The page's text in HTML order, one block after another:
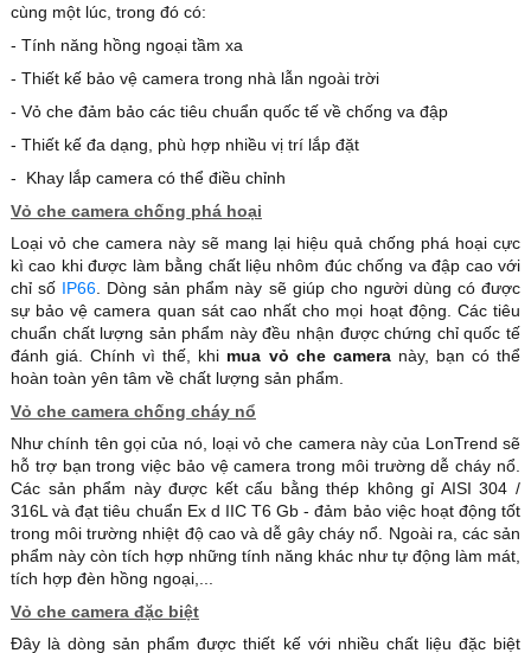
cùng một lúc, trong đó có:
- Tính năng hồng ngoại tầm xa
- Thiết kế bảo vệ camera trong nhà lẫn ngoài trời
- Vỏ che đảm bảo các tiêu chuẩn quốc tế về chống va đập
- Thiết kế đa dạng, phù hợp nhiều vị trí lắp đặt
- Khay lắp camera có thể điều chỉnh
Vỏ che camera chống phá hoại
Loại vỏ che camera này sẽ mang lại hiệu quả chống phá hoại cực
kì cao khi được làm bằng chất liệu nhôm đúc chống va đập cao với
chỉ số IP66 . Dòng sản phẩm này sẽ giúp cho người dùng có được
sự bảo vệ camera quan sát cao nhất cho mọi hoạt động. Các tiêu
chuẩn chất lượng sản phẩm này đều nhận được chứng chỉ quốc tế
đánh giá. Chính vì thế, khi mua vỏ che cameranày, bạn có thể
hoàn toàn yên tâm về chất lượng sản phẩm.
Vỏ che camera chống cháy nổ
Như chính tên gọi của nó, loại vỏ che camera này của LonTrend sẽ
hỗ trợ bạn trong việc bảo vệ camera trong môi trường dễ cháy nổ.
Các sản phẩm này được kết cấu bằng thép không gỉ AISI 304 /
316L và đạt tiêu chuẩn Ex d IIC T6 Gb - đảm bảo việc hoạt động tốt
trong môi trường nhiệt độ cao và dễ gây cháy nổ. Ngoài ra, các sản
phẩm này còn tích hợp những tính năng khác như tự động làm mát,
tích hợp đèn hồng ngoại,...
Vỏ che camera đặc biệt
Đây là dòng sản phẩm được thiết kế với nhiều chất liệu đặc biệt